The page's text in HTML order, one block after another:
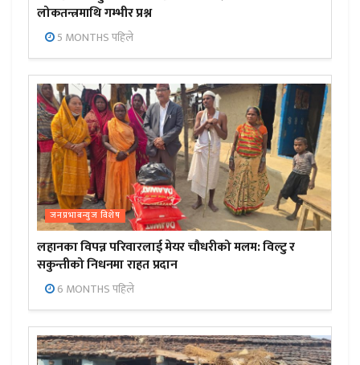
लोकतन्त्रमाथि गम्भीर प्रश्न
5 MONTHS पहिले
जनप्रभाबन्युज विशेष
लहानका विपन्न परिवारलाई मेयर चौधरीको मलम: विल्टु र
सकुन्तीको निधनमा राहत प्रदान
6 MONTHS पहिले